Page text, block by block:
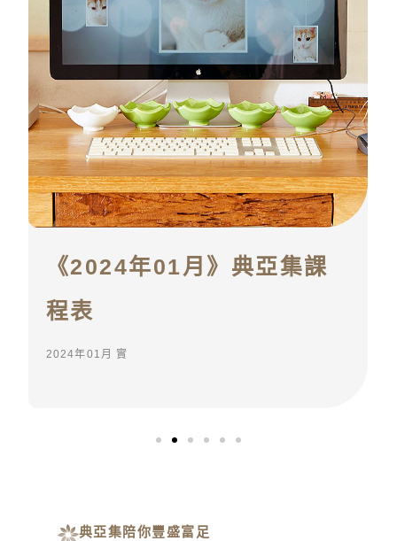
《2024年01月》典亞集課
程表
2024年01月 實
典亞集陪你豐盛富足